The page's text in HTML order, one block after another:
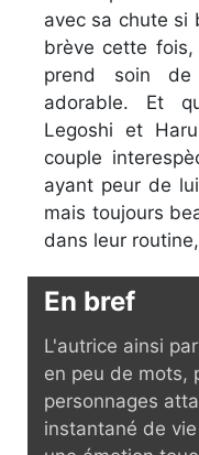
avec sa chute si
brève cette
prend soin
adorable. Et
Legoshi et
couple
ayant peur de
mais toujours
dans leur
En bref
L'autrice ainsi
en peu de mots,
personnages
instantané de